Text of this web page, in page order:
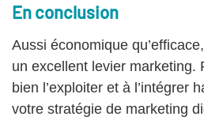
En conclusion
Aussi économique
un excellent levier marketing.
bien l’exploiter et à l’intégrer
votre stratégie de marketing